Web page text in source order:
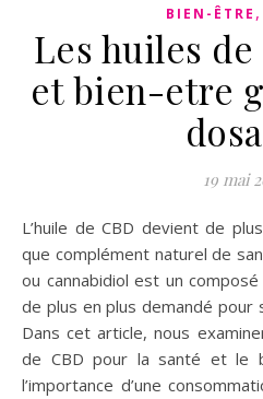
BIEN-ÊTRE ,
Les huiles de
et bien-etre
19 mai
L’huile de CBD devient de plus en plus populaire en tant
que complément naturel de
ou cannabidiol est un
de plus en plus demandé pour
Dans cet article, nous
de CBD pour la santé et le
l’importance d’une